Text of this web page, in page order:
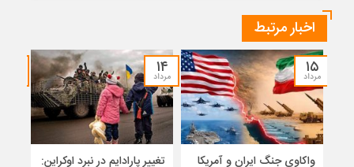
اخبار مرتبط
۱۵
مرداد
واکاوی جنگ ایران و آمریکا
۱۴
مرداد
تغییر پارادایم در نبرد اوکراین: